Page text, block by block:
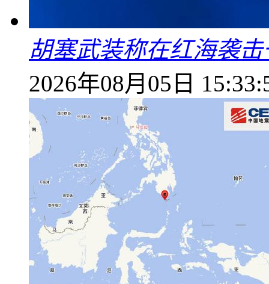
胡塞武装称在红海袭
2026年08月05日